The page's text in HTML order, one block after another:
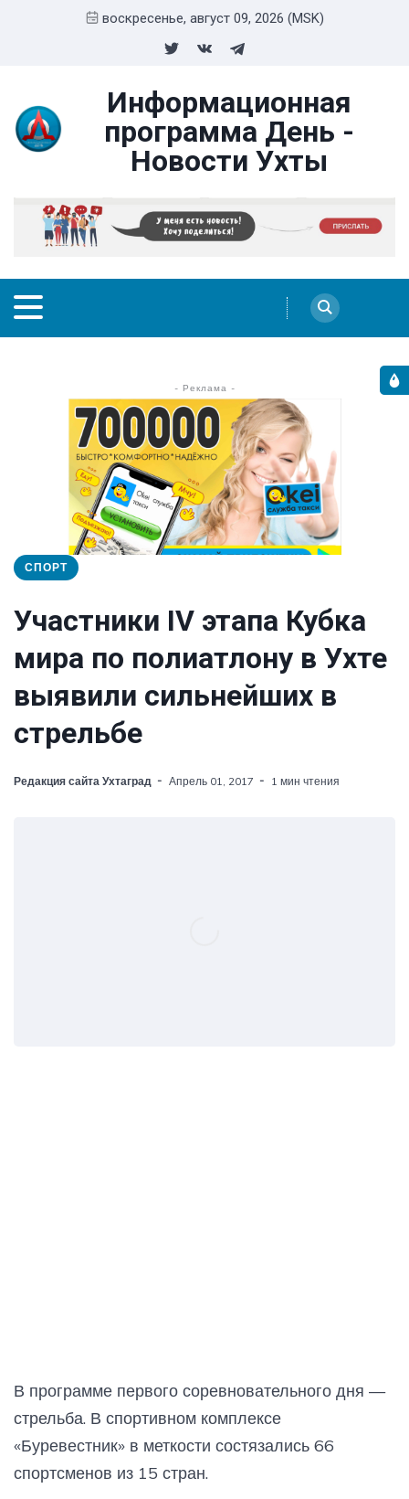
воскресенье, август 09, 2026 (MSK)
Информационная
программа День -
Новости Ухты
- Реклама -
СПОРТ
Участники IV этапа Кубка
мира по полиатлону в Ухте
выявили сильнейших в
стрельбе
Редакция сайта Ухтаград Апрель 01, 2017 1 мин чтения
В программе первого соревновательного дня —
стрельба. В спортивном комплексе
«Буревестник» в меткости состязались 66
спортсменов из 15 стран.